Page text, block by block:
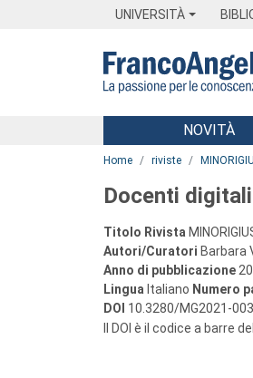
UNIVERSITÀ
Menu
NOVITÀ
Home riviste
Docenti digitali
Titolo Rivista
Autori/Curatori Barbara
Anno di pubblicazione
Lingua Italiano Numero
DOI 10.3280/MG2021-
Il DOI è il codice a barre